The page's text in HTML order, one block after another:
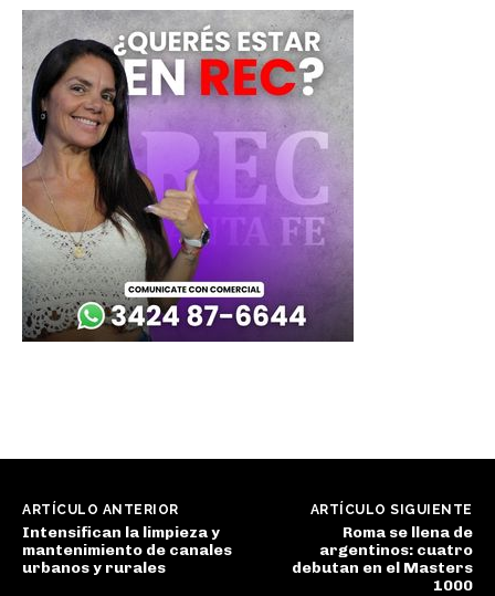
ARTÍCULO ANTERIOR
Intensifican la limpieza y
mantenimiento de canales
urbanos y rurales
ARTÍCULO SIGUIENTE
Roma se llena de
argentinos: cuatro
debutan en el Masters
1000